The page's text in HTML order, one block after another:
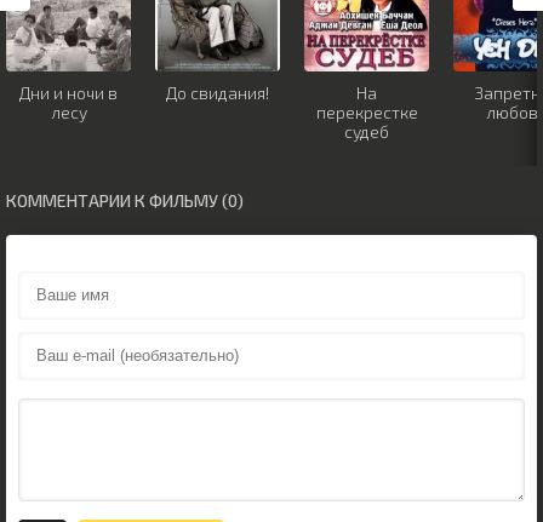
Дни и ночи в
лесу
До свидания!
На
перекрестке
судеб
КОММЕНТАРИИ К ФИЛЬМУ (0)